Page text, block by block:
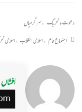
دعوت و تحریک ,سرگرمیاں
اجتماع عام ,اسلامی انقلاب ,اسلامی